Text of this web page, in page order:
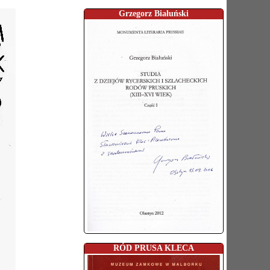
Grzegorz Białuński
RÓD PRUSA KLECA